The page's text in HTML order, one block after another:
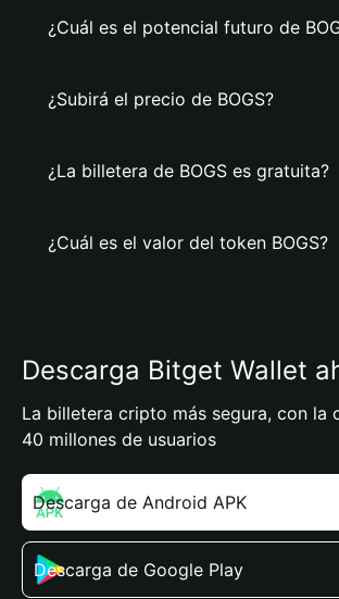
¿Cuál es el potencial futuro de
¿Subirá el precio de BOGS?
¿La billetera de BOGS es gratuita?
¿Cuál es el valor del token BOGS?
Descarga Bitget Wallet
La billetera cripto más segura, con la
40 millones de usuarios
Descarga de Android APK
Descarga de Google Play